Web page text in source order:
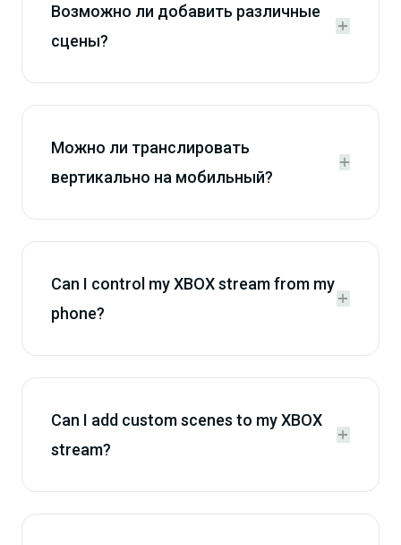
Возможно ли добавить различные
сцены?


Можно ли транслировать
вертикально на мобильный?


Can I control my XBOX stream from my
phone?


Can I add custom scenes to my XBOX
stream?

